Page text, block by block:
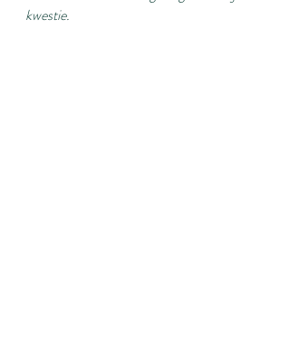
kwestie.